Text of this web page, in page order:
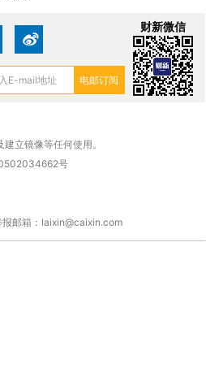
财新微信
立镜像等任何使用。
号
邮箱：laixin@caixin.com